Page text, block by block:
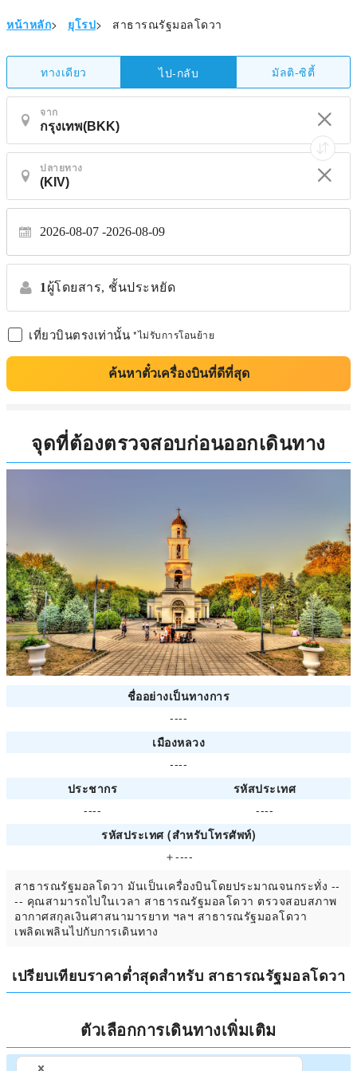
หน้าหลัก> ยุโรป> สาธารณรัฐมอลโดวา
ทางเดียว ไป-กลับ มัลติ-ซิตี้
จาก
ปลายทาง
2026-08-07 2026-08-09
1 ผู้โดยสาร, ชั้นประหยัด
เที่ยวบินตรงเท่านั้น *ไม่รับการโอนย้าย
ค้นหาตั๋วเครื่องบินที่ดีที่สุด
จุดที่ต้องตรวจสอบก่อนออกเดินทาง
ชื่ออย่างเป็นทางการ
----
เมืองหลวง
----
ประชากร
รหัสประเทศ
----
----
รหัสประเทศ (สำหรับโทรศัพท์)
＋----
สาธารณรัฐมอลโดวา มันเป็นเครื่องบินโดยประมาณจนกระทั่ง --
-- คุณสามารถไปในเวลา สาธารณรัฐมอลโดวา ตรวจสอบสภาพ
อากาศสกุลเงินศาสนามารยาท ฯลฯ สาธารณรัฐมอลโดวา
เพลิดเพลินไปกับการเดินทาง
เปรียบเทียบราคาต่ำสุดสำหรับ สาธารณรัฐมอลโดวา
ตัวเลือกการเดินทางเพิ่มเติม